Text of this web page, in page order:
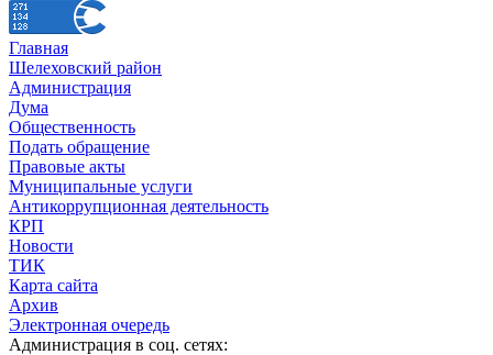
Главная
Шелеховский район
Администрация
Дума
Общественность
Подать обращение
Правовые акты
Муниципальные услуги
Антикоррупционная деятельность
КРП
Новости
ТИК
Карта сайта
Архив
Электронная очередь
Администрация в соц. сетях: